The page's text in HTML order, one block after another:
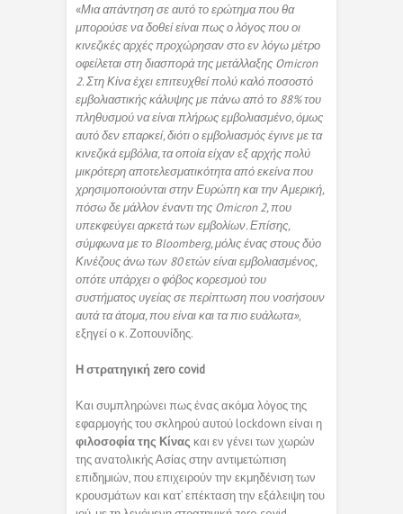
«Μια απάντηση σε αυτό το ερώτημα που θα
μπορούσε να δοθεί είναι πως ο λόγος που οι
κινεζικές αρχές προχώρησαν στο εν λόγω μέτρο
οφείλεται στη διασπορά της μετάλλαξης Omicron
2. Στη Κίνα έχει επιτευχθεί πολύ καλό ποσοστό
εμβολιαστικής κάλυψης με πάνω από το 88% του
πληθυσμού να είναι πλήρως εμβολιασμένο, όμως
αυτό δεν επαρκεί, διότι ο εμβολιασμός έγινε με τα
κινεζικά εμβόλια, τα οποία είχαν εξ αρχής πολύ
μικρότερη αποτελεσματικότητα από εκείνα που
χρησιμοποιούνται στην Ευρώπη και την Αμερική,
πόσω δε μάλλον έναντι της Omicron 2, που
υπεκφεύγει αρκετά των εμβολίων. Επίσης,
σύμφωνα με το Bloomberg, μόλις ένας στους δύο
Κινέζους άνω των 80 ετών είναι εμβολιασμένος,
οπότε υπάρχει ο φόβος κορεσμού του
συστήματος υγείας σε περίπτωση που νοσήσουν
αυτά τα άτομα, που είναι και τα πιο ευάλωτα»,
εξηγεί ο κ. Ζοπουνίδης.
Η στρατηγική zero covid
Και συμπληρώνει πως ένας ακόμα λόγος της
εφαρμογής του σκληρού αυτού lockdown είναι η
φιλοσοφία της Κίνας και εν γένει των χωρών
της ανατολικής Ασίας στην αντιμετώπιση
επιδημιών, που επιχειρούν την εκμηδένιση των
κρουσμάτων και κατ’ επέκταση την εξάλειψη του